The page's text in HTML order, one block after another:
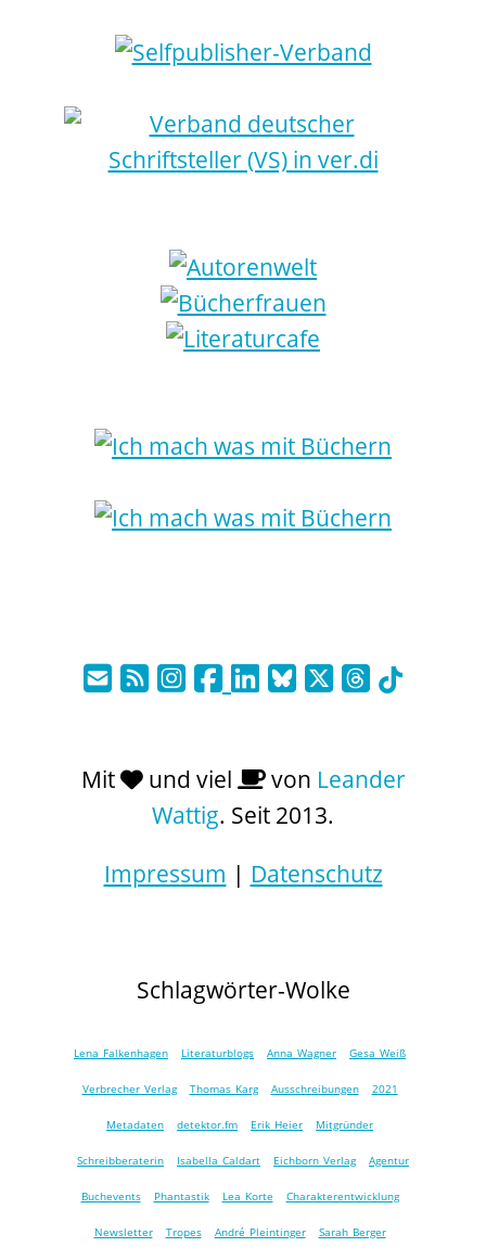
Mit und viel von Leander
Wattig. Seit 2013.
Impressum | Datenschutz
Schlagwörter-Wolke
Lena Falkenhagen Literaturblogs Anna Wagner Gesa Weiß
Verbrecher Verlag Thomas Karg Ausschreibungen 2021
Metadaten detektor.fm Erik Heier Mitgründer
Schreibberaterin Isabella Caldart Eichborn Verlag Agentur
Buchevents Phantastik Lea Korte Charakterentwicklung
Newsletter Tropes André Pleintinger Sarah Berger